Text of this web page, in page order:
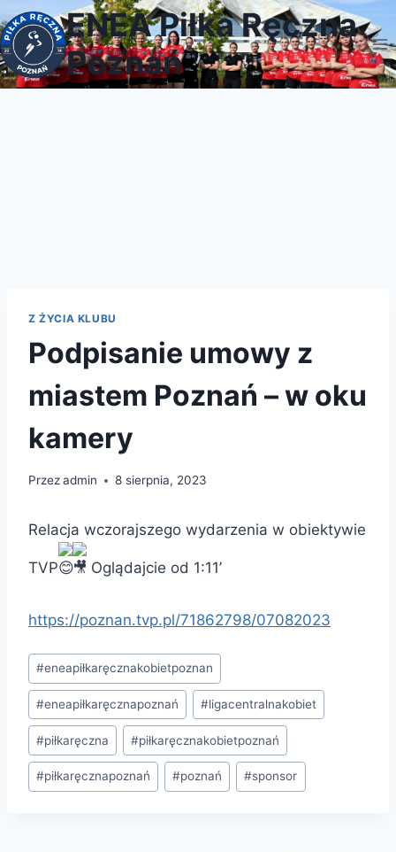
Przejdź
do
treści
ENEA Piłka Ręczna
Poznań
Z ŻYCIA KLUBU
Podpisanie umowy z
miastem Poznań – w oku
kamery
Przezadmin 8 sierpnia, 2023
Relacja wczorajszego wydarzenia w obiektywie
TVP Oglądajcie od 1:11’
https://poznan.tvp.pl/71862798/07082023
Tagi
wpisu:
#eneapiłkaręcznakobietpoznan
#eneapiłkaręcznapoznań #ligacentralnakobiet
#piłkaręczna #piłkaręcznakobietpoznań
#piłkaręcznapoznań #poznań #sponsor